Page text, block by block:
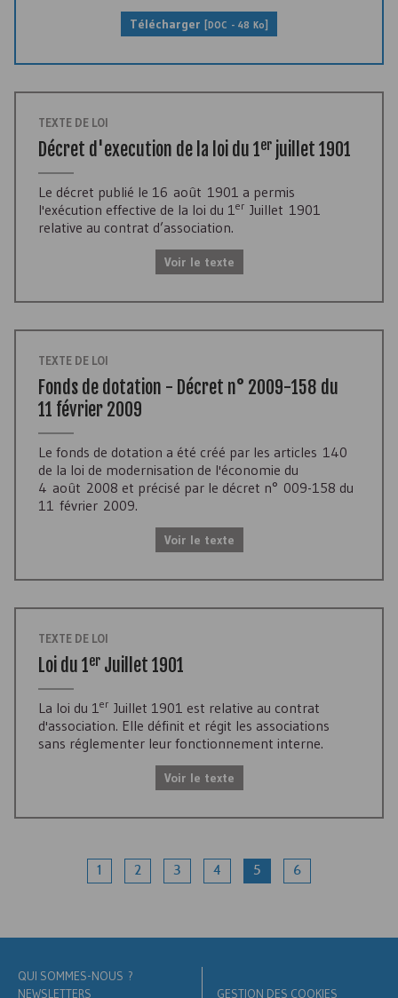
Télécharger [DOC - 48 Ko]
TEXTE DE LOI
Décret d'execution de la loi du 1er juillet 1901
Le décret publié le 16 août 1901 a permis
l'exécution effective de la loi du 1er Juillet 1901
relative au contrat d’association.
Voir le texte
TEXTE DE LOI
Fonds de dotation - Décret n° 2009-158 du
11 février 2009
Le fonds de dotation a été créé par les articles 140
de la loi de modernisation de l'économie du
4 août 2008 et précisé par le décret n° 009-158 du
11 février 2009.
Voir le texte
TEXTE DE LOI
Loi du 1er Juillet 1901
La loi du 1er Juillet 1901 est relative au contrat
d'association. Elle définit et régit les associations
sans réglementer leur fonctionnement interne.
Voir le texte
1 2 3 4 5 6
QUI SOMMES-NOUS ?
NEWSLETTERS
GESTION DES COOKIES